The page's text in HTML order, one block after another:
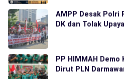
AMPP Desak Polri
DK dan Tolak
PP HIMMAH
Dirut PLN